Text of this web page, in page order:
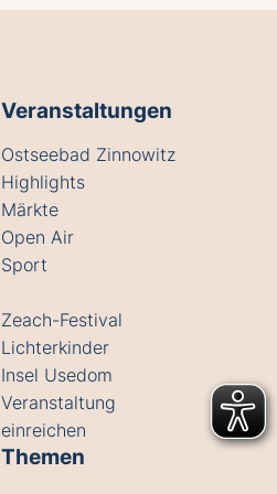
Veranstaltungen
Ostseebad Zinnowitz
Highlights
Märkte
Open Air
Sport
Zeach-Festival
Lichterkinder
Insel Usedom
Veranstaltung
einreichen
Themen